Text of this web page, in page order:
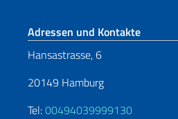
Fußbereich
Adressen und Kontakte
Hansastrasse, 6
20149 Hamburg
Tel:00494039999130